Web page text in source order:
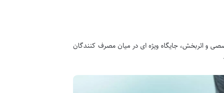
و اثربخش، جایگاه ویژه ای در میان مصرف کنندگان